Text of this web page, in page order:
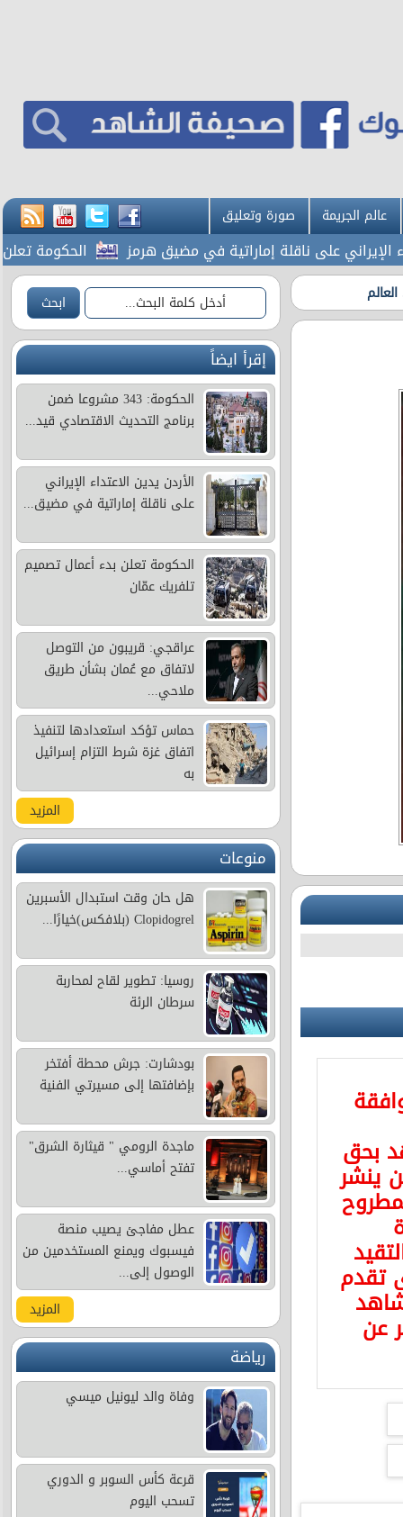
عالم الجريمة صورة وتعليق
على ناقلة إماراتية في مضيق هرمز الحكومة تعلن
بحق
ينشر
تقدم
عن
إقرأ ايضاً
الحكومة: 343 مشروعا ضمن
برنامج التحديث الاقتصادي قيد...
الأردن يدين الاعتداء الإيراني
على ناقلة إماراتية في مضيق...
الحكومة تعلن بدء أعمال تصميم
تلفريك عمّان
عراقجي: قريبون من التوصل
لاتفاق مع عُمان بشأن طريق
ملاحي...
حماس تؤكد استعدادها لتنفيذ
اتفاق غزة شرط التزام إسرائيل
به
المزيد
منوعات
هل حان وقت استبدال الأسبرين
Clopidogrel (بلافكس)خيارًا...
روسيا: تطوير لقاح لمحاربة
سرطان الرئة
بودشارت: جرش محطة أفتخر
بإضافتها إلى مسيرتي الفنية
ماجدة الرومي " قيثارة الشرق"
تفتح أماسي...
عطل مفاجئ يصيب منصة
فيسبوك ويمنع المستخدمين من
الوصول إلى...
المزيد
رياضة
وفاة والد ليونيل ميسي
قرعة كأس السوبر و الدوري
تسحب اليوم